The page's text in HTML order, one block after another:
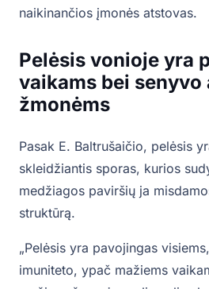
naikinančios įmonės atstovas.
Pelėsis vonioje yra
vaikams bei senyvo
žmonėms
Pasak E. Baltrušaičio, pelėsis
skleidžiantis sporas, kurios
medžiagos paviršių ja
struktūrą.
„Pelėsis yra pavojingas
imuniteto, ypač mažiems